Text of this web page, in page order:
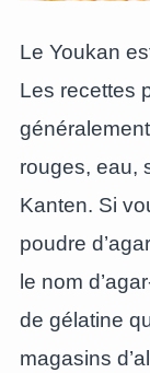
Le Youkan
Les recettes
rouges, eau,
Kanten. Si
poudre
le nom
de gélatine
magasins